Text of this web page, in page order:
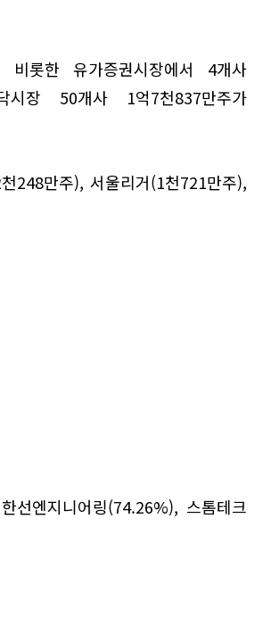
비롯한 유가증권시장에서 4개사
장 50개사 1억7천837만주가
248만주), 서울리거(1천721만주),
엔지니어링(74.26%), 스톰테크